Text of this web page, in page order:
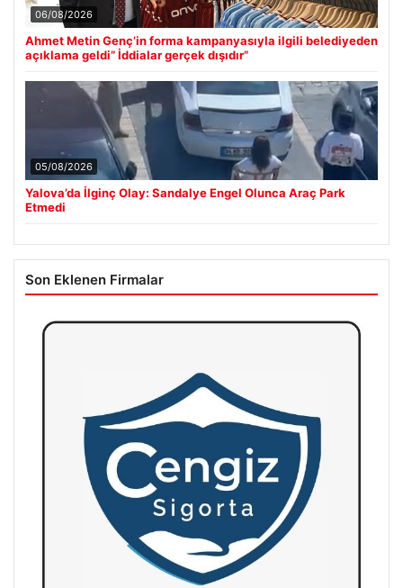
06/08/2026
Ahmet Metin Genç’in forma kampanyasıyla ilgili belediyeden
açıklama geldi” İddialar gerçek dışıdır”
05/08/2026
Yalova’da İlginç Olay: Sandalye Engel Olunca Araç Park
Etmedi
Son Eklenen Firmalar